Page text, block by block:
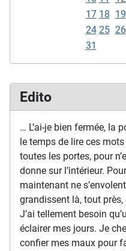
Edito
… L’ai-je bien fermée, la
le temps de lire ces
toutes les portes, pour
donne sur l’intérieur.
maintenant ne
grandissent là, tout
J’ai tellement besoin
éclairer mes jours. Je
confier mes maux pour
17 18 19
24 25 26
31